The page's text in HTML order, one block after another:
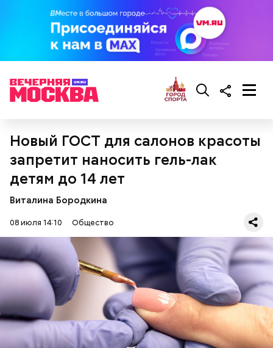
Новый ГОСТ для салонов красоты
запретит наносить гель-лак
детям до 14 лет
Виталина Бородкина
08 июля 14:10 Общество
Ингредиенты:
кабачок;
брынза;
растительное масло;
помидоры черри либо грунтовые.
беременным, кормящим женщинам;
людям с ослабленной иммунной системой;
пожилым;
детям.